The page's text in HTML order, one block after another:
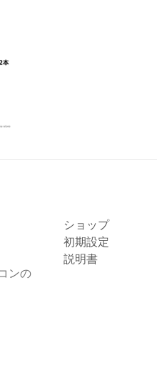
ンの
ショップ
初期設定
説明書